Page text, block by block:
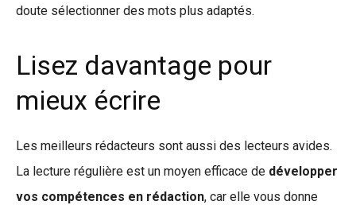
doute sélectionner des mots plus adaptés.
Lisez davantage pour
mieux écrire
Les meilleurs rédacteurs sont aussi des lecteurs avides.
La lecture régulière est un moyen efficace de développer
vos compétences en rédaction, car elle vous donne